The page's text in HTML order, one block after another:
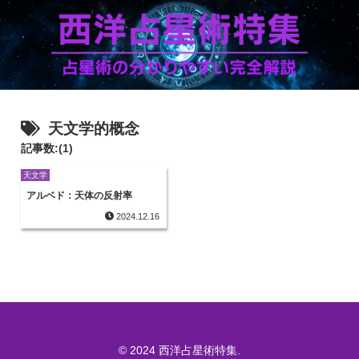
天文学的概念
記事数:(1)
天文学
アルベド：天体の反射率
2024.12.16
© 2024 西洋占星術特集.